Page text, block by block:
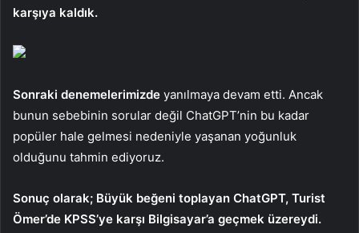
karşıya kaldık.
Sonraki denemelerimizde yanılmaya devam etti. Ancak
bunun sebebinin sorular değil ChatGPT’nin bu kadar
popüler hale gelmesi nedeniyle yaşanan yoğunluk
olduğunu tahmin ediyoruz.
Sonuç olarak; Büyük beğeni toplayan ChatGPT, Turist
Ömer’de KPSS’ye karşı Bilgisayar’a geçmek üzereydi.